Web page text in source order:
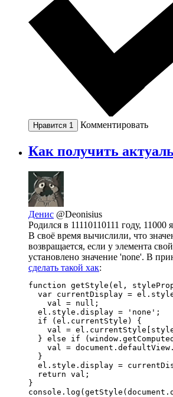
Нравится 1 Комментировать
Как получить
Денис @Deonisius
Родился в 11110110111 году, 11000
В своё время вычислили, что
возвращается, если у элемента
установлено значение 'none'. В
сделать такой хак:
function getStyle(el,
var currentDisplay =
    val = null;
  el.style.display = 'none';
  if (el.currentStyle) {
val =
} else if
val =
  }
el.style.display =
  return val;
}